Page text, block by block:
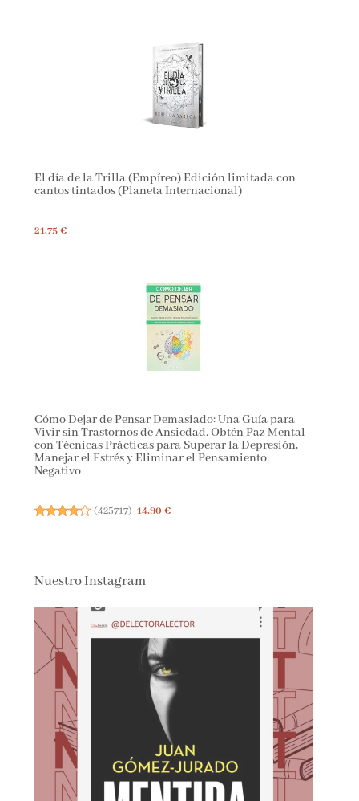
El día de la Trilla (Empíreo) Edición limitada con
cantos tintados (Planeta Internacional)
21,75 €
Cómo Dejar de Pensar Demasiado: Una Guía para
Vivir sin Trastornos de Ansiedad. Obtén Paz Mental
con Técnicas Prácticas para Superar la Depresión,
Manejar el Estrés y Eliminar el Pensamiento
Negativo
(425717) 14,90 €
Nuestro Instagram